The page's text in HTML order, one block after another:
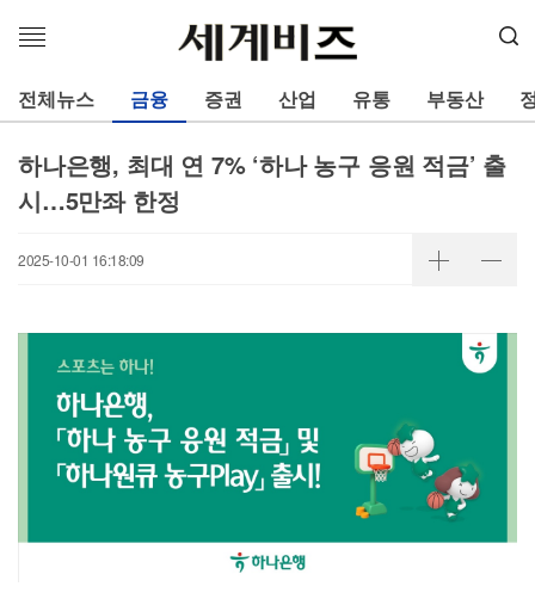
메
열
기
전체뉴스 금융 증권 산업 유통 부동산
하나은행, 최대 연 7% ‘하나 농구 응원 적금’ 출
시…5만좌 한정
2025-10-01 16:18:09